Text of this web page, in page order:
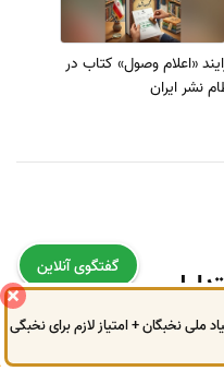
«اعلام وصول» کتاب در
نشر ایران
است؟ 09149724522
ملی نخبگان + امتیاز لازم برای نخبگی
گفتگوی آنلاین